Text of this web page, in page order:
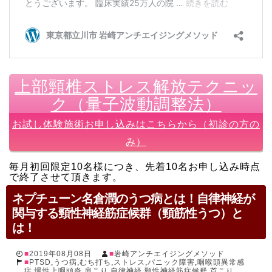
上部頸椎ストレス解放テクニッ
ク（量子波動調整法）
お試し体験施術お申し込みはこちらから（初診の方の
み）
毎月初回限定10名様につき、先着10名お申し込み時点
で終了させて頂きます。
ネプチューン名倉潤のうつ病とは！自律神経が
関与する頸性神経筋症候群（頸筋性うつ）と
は！
2019年08月08日
岩崎アンチエイジングメソッド
PTSD うつ病 むち打ち ストレス パニック障害 咽喉頭異常感